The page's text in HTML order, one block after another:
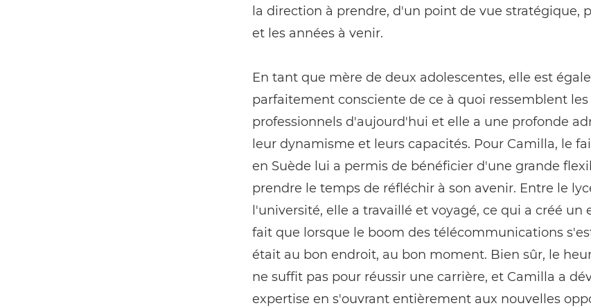
la direction à prendre, d'un point de vue stratégique,
et les années à venir.
En tant que mère de deux adolescentes, elle est
parfaitement consciente de ce à quoi ressemblent les
professionnels d'aujourd'hui et elle a une profonde
leur dynamisme et leurs capacités. Pour Camilla, le
en Suède lui a permis de bénéficier d'une grande
prendre le temps de réfléchir à son avenir. Entre le
l'université, elle a travaillé et voyagé, ce qui a créé un
fait que lorsque le boom des télécommunications
était au bon endroit, au bon moment. Bien sûr, le
ne suffit pas pour réussir une carrière, et Camilla a
expertise en s'ouvrant entièrement aux nouvelles